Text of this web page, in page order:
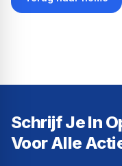
Schrijf Je In
Voor Alle